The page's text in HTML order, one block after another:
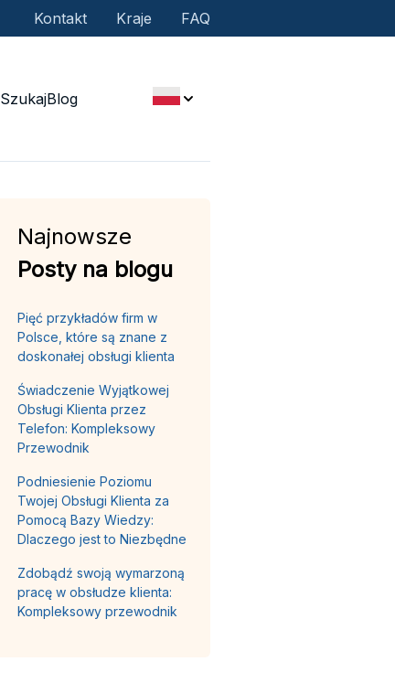
Kontakt Kraje FAQ
SzukajBlog
Najnowsze
Posty na blogu
Pięć przykładów firm w
Polsce, które są znane z
doskonałej obsługi klienta
Świadczenie Wyjątkowej
Obsługi Klienta przez
Telefon: Kompleksowy
Przewodnik
Podniesienie Poziomu
Twojej Obsługi Klienta za
Pomocą Bazy Wiedzy:
Dlaczego jest to Niezbędne
Zdobądź swoją wymarzoną
pracę w obsłudze klienta:
Kompleksowy przewodnik